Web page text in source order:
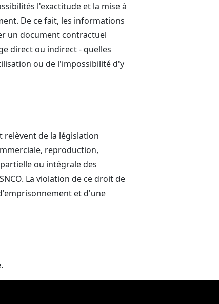
l'exactitude et la mise à
De ce fait, les informations
un document contractuel
direct ou indirect - quelles
ou de l'impossibilité d'y
relèvent de la législation
reproduction,
ou intégrale des
La violation de ce droit de
et d'une